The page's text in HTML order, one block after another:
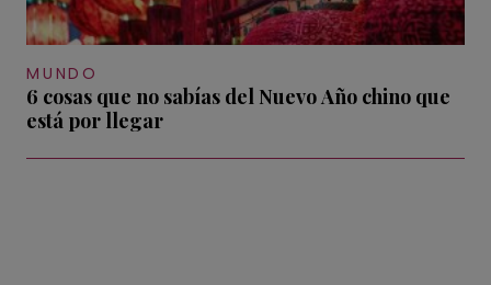
MUNDO
6 cosas que no sabías del Nuevo Año chino que
está por llegar